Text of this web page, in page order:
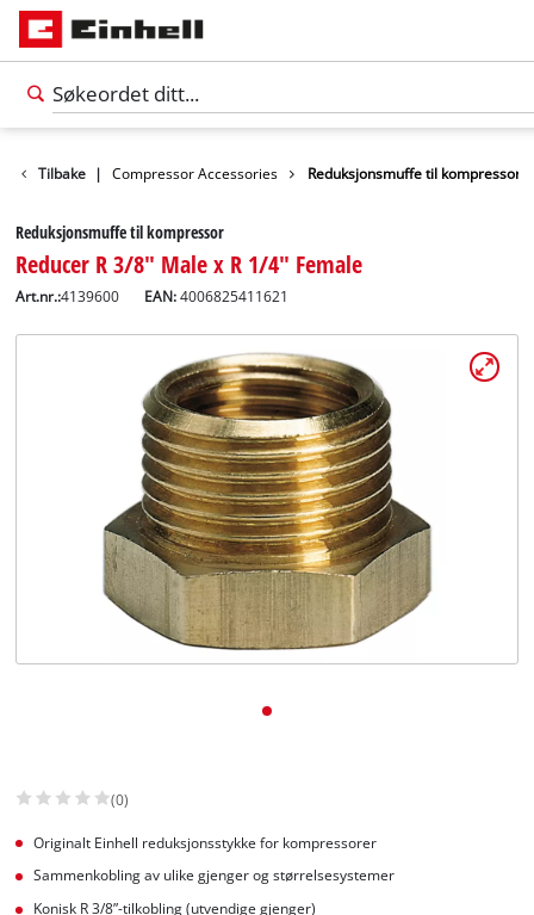
English
Tilbake | Compressor Accessories Reduksjonsmuffe til kompressor
Reduksjonsmuffe til kompressor
Reducer R 3/8" Male x R 1/4" Female
Art.nr.:4139600 EAN:4006825411621
(0)
Originalt Einhell reduksjonsstykke for kompressorer
Sammenkobling av ulike gjenger og størrelsesystemer
Konisk R 3/8”-tilkobling (utvendige gjenger)